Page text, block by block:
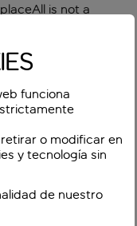
is not a
funciona
o modificar en
y tecnología sin
de nuestro